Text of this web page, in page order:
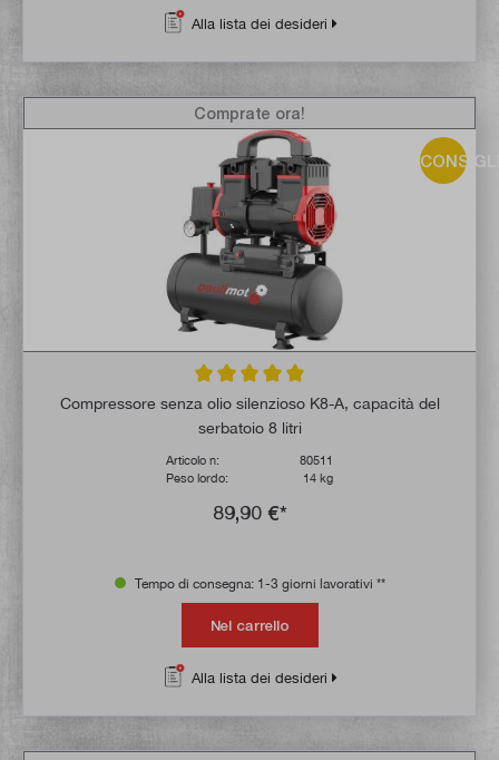
Alla lista dei desideri
Valutazione media di 5 su 5 stelle
Compressore senza olio silenzioso K8-A, capacità del
serbatoio 8 litri
Articolo n:
80511
Peso lordo:
14 kg
89,90 €*
Comprate ora!
Tempo di consegna: 1-3 giorni lavorativi **
Nel carrello
Alla lista dei desideri